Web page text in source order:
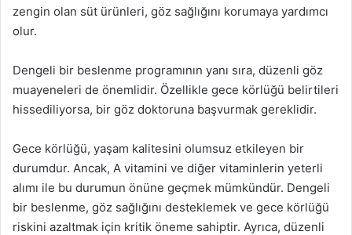
zengin olan süt ürünleri, göz sağlığını korumaya yardımcı
olur.
Dengeli bir beslenme programının yanı sıra, düzenli göz
muayeneleri de önemlidir. Özellikle gece körlüğü belirtileri
hissediliyorsa, bir göz doktoruna başvurmak gereklidir.
Gece körlüğü, yaşam kalitesini olumsuz etkileyen bir
durumdur. Ancak, A vitamini ve diğer vitaminlerin yeterli
alımı ile bu durumun önüne geçmek mümkündür. Dengeli
bir beslenme, göz sağlığını desteklemek ve gece körlüğü
riskini azaltmak için kritik öneme sahiptir. Ayrıca, düzenli